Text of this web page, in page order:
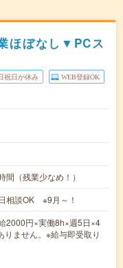
ほぼなし▼PCス
祝日が休み WEB登録OK
（残業少なめ！）
相談OK ※9月～！
円×実働8h×週5日×4
ません。※給与即受取り